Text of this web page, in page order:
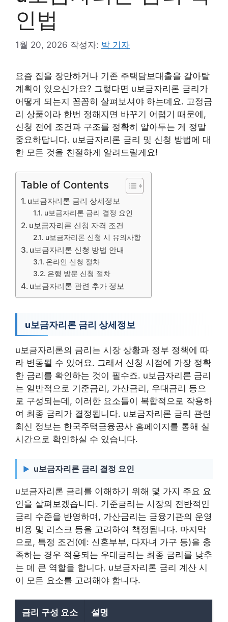
인법
1월 20, 2026 작성자: 박 기자
요즘 집을 장만하거나 기존 주택담보대출을 갈아탈
계획이 있으신가요? 그렇다면 u보금자리론 금리가
어떻게 되는지 꼼꼼히 살펴보셔야 하는데요. 고정금
리 상품이라 한번 정해지면 바꾸기 어렵기 때문에,
신청 전에 조건과 구조를 정확히 알아두는 게 정말
중요하답니다. u보금자리론 금리 및 신청 방법에 대
한 모든 것을 친절하게 알려드릴게요!
Table of Contents
u보금자리론 금리 상세정보
u보금자리론 금리 결정 요인
u보금자리론 신청 자격 조건
u보금자리론 신청 시 유의사항
u보금자리론 신청 방법 안내
온라인 신청 절차
은행 방문 신청 절차
u보금자리론 관련 추가 정보
u보금자리론 금리 상세정보
u보금자리론의 금리는 시장 상황과 정부 정책에 따
라 변동될 수 있어요. 그래서 신청 시점에 가장 정확
한 금리를 확인하는 것이 필수죠. u보금자리론 금리
는 일반적으로 기준금리, 가산금리, 우대금리 등으
로 구성되는데, 이러한 요소들이 복합적으로 작용하
여 최종 금리가 결정됩니다. u보금자리론 금리 관련
최신 정보는 한국주택금융공사 홈페이지를 통해 실
시간으로 확인하실 수 있습니다.
u보금자리론 금리 결정 요인
u보금자리론 금리를 이해하기 위해 몇 가지 주요 요
인을 살펴보겠습니다. 기준금리는 시장의 전반적인
금리 수준을 반영하며, 가산금리는 금융기관의 운영
비용 및 리스크 등을 고려하여 책정됩니다. 마지막
으로, 특정 조건(예: 신혼부부, 다자녀 가구 등)을 충
족하는 경우 적용되는 우대금리는 최종 금리를 낮추
는 데 큰 역할을 합니다. u보금자리론 금리 계산 시
이 모든 요소를 고려해야 합니다.
금리 구성 요소 설명